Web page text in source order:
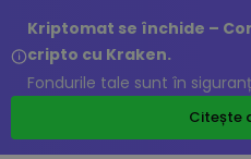
Kriptomat se închide –
cripto cu Kraken.
Fondurile tale sunt în
Citește